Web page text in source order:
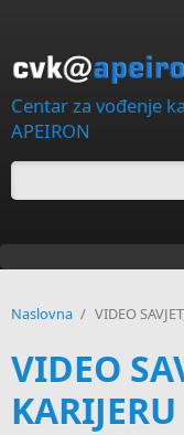
Centar za vođenje
APEIRON
Forma za
Naslovna / VIDEO
VIDEO
KARIJERU